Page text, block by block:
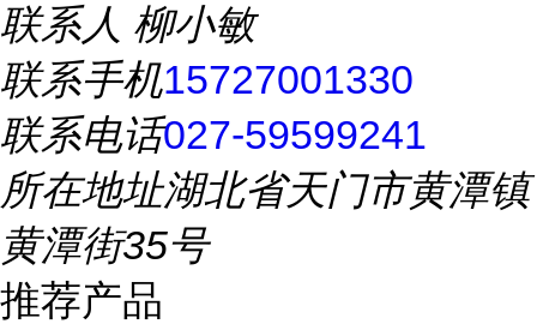
联系人 柳小敏
联系手机15727001330
联系电话027-59599241
所在地址湖北省天门市黄潭镇
黄潭街35号
推荐产品